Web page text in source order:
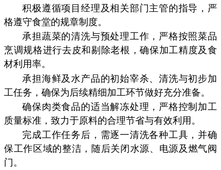
积极遵循项目经理及相关部门主管的指导，严
格遵守食堂的规章制度。
承担蔬菜的清洗与预处理工作，严格按照菜品
烹调规格进行去皮和剔除老根，确保加工精度及食
材利用率。
承担海鲜及水产品的初始宰杀、清洗与初步加
工任务，确保为后续精细加工环节做好充分准备。
确保肉类食品的适当解冻处理，严格控制加工
质量标准，致力于原料的合理节省与有效利用。
完成工作任务后，需逐一清洗各种工具，并确
保工作区域的整洁，随后关闭水源、电源及燃气阀
门。